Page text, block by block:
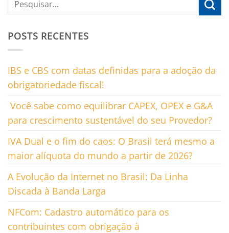
POSTS RECENTES
IBS e CBS com datas definidas para a adoção da
obrigatoriedade fiscal!
Você sabe como equilibrar CAPEX, OPEX e G&A
para crescimento sustentável do seu Provedor?
IVA Dual e o fim do caos: O Brasil terá mesmo a
maior alíquota do mundo a partir de 2026?
A Evolução da Internet no Brasil: Da Linha
Discada à Banda Larga
NFCom: Cadastro automático para os
contribuintes com obrigação à